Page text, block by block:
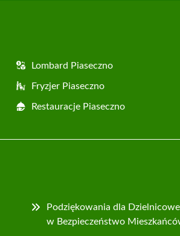
Lombard Piaseczno
Fryzjer Piaseczno
Restauracje Piaseczno
Podziękowania dla
w Bezpieczeństwo